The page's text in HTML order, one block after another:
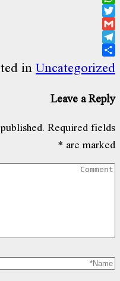
in
Leave a
published. Required
are
*